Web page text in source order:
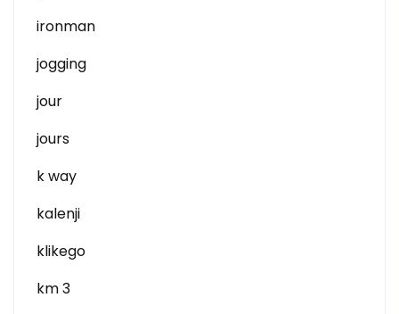
ironman
jogging
jour
jours
k way
kalenji
klikego
km 3